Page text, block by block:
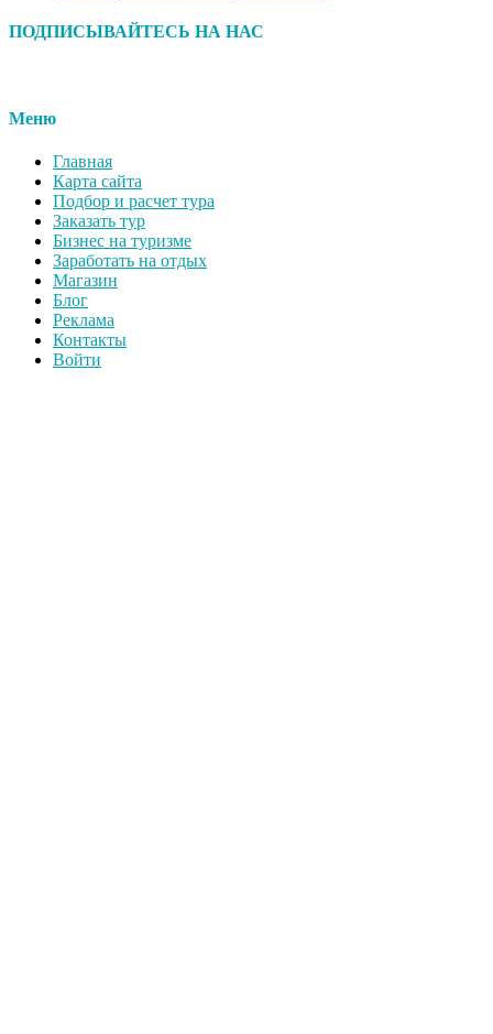
ПОДПИСЫВАЙТЕСЬ НА НАС
Меню
Главная
Карта сайта
Подбор и расчет тура
Заказать тур
Бизнес на туризме
Заработать на отдых
Магазин
Блог
Реклама
Контакты
Войти